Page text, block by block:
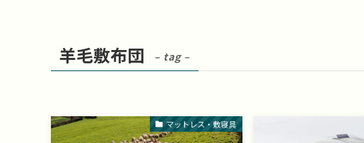
羊毛敷布団 – tag –
マットレス・敷寝具